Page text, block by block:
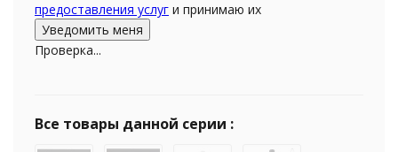
предоставления услуг и принимаю их
Проверка...
Все товары данной серии :